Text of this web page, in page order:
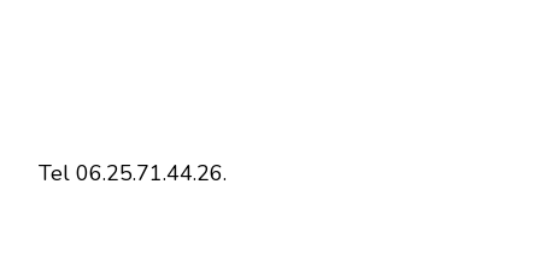
Tel 06.25.71.44.26.